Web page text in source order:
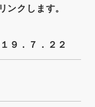
ンクします。
９．７．２２